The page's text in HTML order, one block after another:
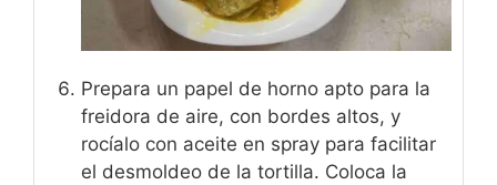
Prepara un papel de horno apto para la
freidora de aire, con bordes altos, y
rocíalo con aceite en spray para facilitar
el desmoldeo de la tortilla. Coloca la